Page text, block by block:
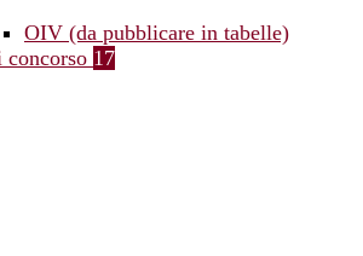
OIV (da pubblicare in tabelle)
concorso 17